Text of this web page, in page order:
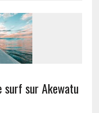
surf sur Akewatu